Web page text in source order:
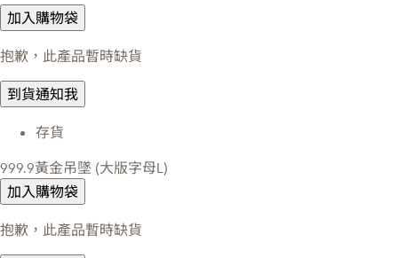
加入購物袋
抱歉，此產品暫時缺貨
到貨通知我
存貨
999.9黃金吊墜 (大版字母L)
加入購物袋
抱歉，此產品暫時缺貨